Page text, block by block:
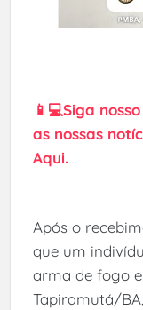
📱💻Siga
as nossas
Aqui.
Após o
que um
arma de fogo
Tapiramutá/